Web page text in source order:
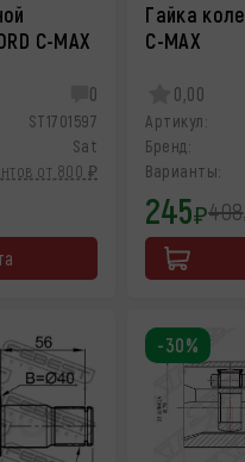
C-MAX
0
ST1701597
Sat
от 800 ₽
Гайка
C-MAX
0,00
Артикул:
Бренд:
Варианты:
245₽408
-30%